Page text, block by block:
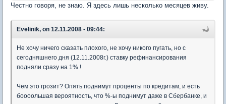
Честно говоря, не знаю. Я здесь лишь несколько месяцев живу.
Evelinik, on 12.11.2008 - 09:44:
Не хочу ничего сказать плохого, не хочу никого пугать, но с
сегодняшнего дня (12.11.2008г.) ставку рефинансирования
подняли сразу на 1% !
Чем это грозит? Опять поднимут проценты по кредитам, и есть
боооольшая вероятность, что %-ы поднимут даже в Сбербанке, и